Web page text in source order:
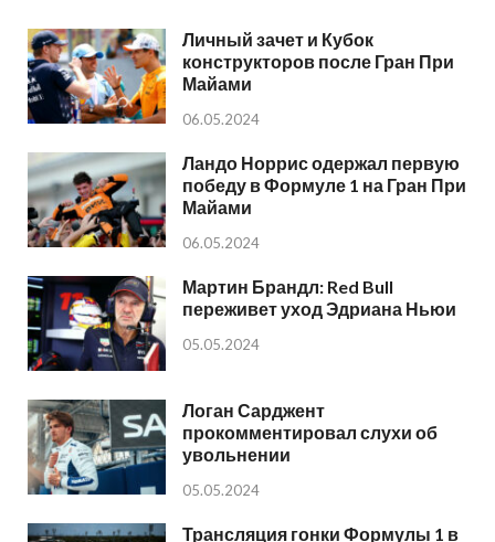
Личный зачет и Кубок
конструкторов после Гран При
Майами
06.05.2024
Ландо Норрис одержал первую
победу в Формуле 1 на Гран При
Майами
06.05.2024
Мартин Брандл: Red Bull
переживет уход Эдриана Ньюи
05.05.2024
Логан Сарджент
прокомментировал слухи об
увольнении
05.05.2024
Трансляция гонки Формулы 1 в